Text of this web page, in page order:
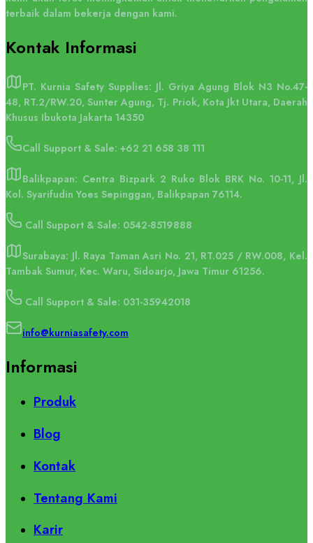
terbaik dalam bekerja dengan kami.
Kontak Informasi
PT. Kurnia Safety Supplies: Jl. Griya Agung Blok N3 No.47-
48, RT.2/RW.20, Sunter Agung, Tj. Priok, Kota Jkt Utara, Daerah
Khusus Ibukota Jakarta 14350
Call Support & Sale: +62 21 658 38 111
Balikpapan: Centra Bizpark 2 Ruko Blok BRK No. 10-11, Jl.
Kol. Syarifudin Yoes Sepinggan, Balikpapan 76114.
Call Support & Sale: 0542-8519888
Surabaya: Jl. Raya Taman Asri No. 21, RT.025 / RW.008, Kel.
Tambak Sumur, Kec. Waru, Sidoarjo, Jawa Timur 61256.
Call Support & Sale: 031-35942018
info@kurniasafety.com
Informasi
Produk
Blog
Kontak
Tentang Kami
Karir